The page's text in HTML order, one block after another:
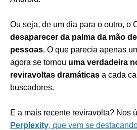
Ou seja, de um dia para o outro, o
desaparecer da palma da mão
pessoas. O que parecia apenas
agora se tornou uma verdadeira
reviravoltas dramáticas a cada
buscadores.
E a mais recente reviravolta? Nos
Perplexity, que vem se